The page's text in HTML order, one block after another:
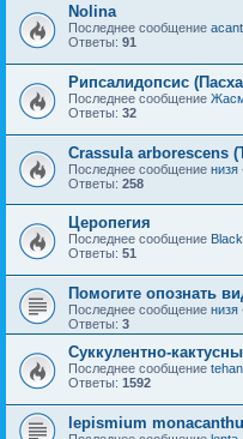
Nolina
Последнее сообщение
Ответы: 91
Рипсалидопсис
Последнее сообщение
Ответы: 32
Crassula arborescens
Последнее сообщение низя
Ответы: 258
Церопегия
Последнее сообщение
Ответы: 51
Помогите опознать
Последнее сообщение низя
Ответы: 3
Суккулентно-
Последнее сообщение
Ответы: 1592
lepismium